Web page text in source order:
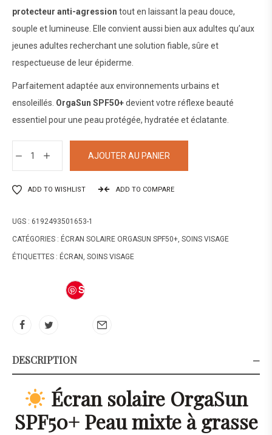
protecteur anti-agression tout en laissant la peau douce,
souple et lumineuse. Elle convient aussi bien aux adultes qu’aux
jeunes adultes recherchant une solution fiable, sûre et
respectueuse de leur épiderme.
Parfaitement adaptée aux environnements urbains et
ensoleillés. OrgaSun SPF50+devient votre réflexe beauté
essentiel pour une peau protégée, hydratée et éclatante.
AJOUTER AU PANIER
ADD TO WISHLIST ADD TO COMPARE
UGS : 6192493501653-1
CATÉGORIES : ÉCRAN SOLAIRE ORGASUN SPF50+, SOINS VISAGE
ÉTIQUETTES : ÉCRAN, SOINS VISAGE
S
DESCRIPTION
Écran solaire OrgaSun
SPF50+ Peau mixte à grasse